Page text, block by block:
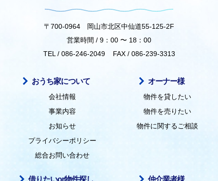
〒700-0964 岡山市北区中仙道55-125-2F
営業時間 / 9：00 〜 18：00
TEL / 086-246-2049
FAX / 086-239-3313
おうち家について
会社情報
事業内容
お知らせ
プライバシーポリシー
総合お問い合わせ
オーナー様
物件を貸したい
物件を売りたい
物件に関するご相談